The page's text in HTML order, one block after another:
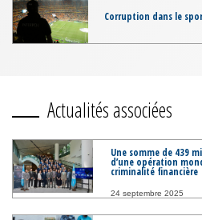
Corruption dans le
Actualités associées
Une somme de 439
d’une opération
criminalité financière
24 septembre 2025